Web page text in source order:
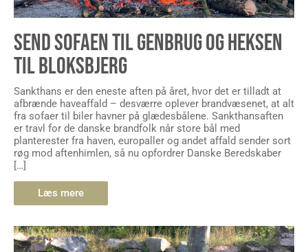
SEND SOFAEN TIL GENBRUG OG HEKSEN
TIL BLOKSBJERG
Sankthans er den eneste aften på året, hvor det er tilladt at
afbrænde haveaffald – desværre oplever brandvæsenet, at alt
fra sofaer til biler havner på glædesbålene. Sankthansaften
er travl for de danske brandfolk når store bål med
planterester fra haven, europaller og andet affald sender sort
røg mod aftenhimlen, så nu opfordrer Danske Beredskaber
[…]
Læs mere